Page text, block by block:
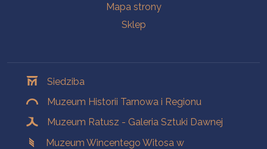
Mapa strony
Sklep
Siedziba
Muzeum Historii Tarnowa i Regionu
Muzeum Ratusz - Galeria Sztuki Dawnej
Muzeum Wincentego Witosa w